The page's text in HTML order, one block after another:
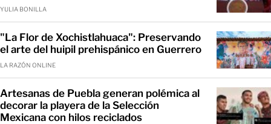
YULIA BONILLA
"La Flor de Xochistlahuaca": Preservando
el arte del huipil prehispánico en Guerrero
LA RAZÓN ONLINE
Artesanas de Puebla generan polémica al
decorar la playera de la Selección
Mexicana con hilos reciclados